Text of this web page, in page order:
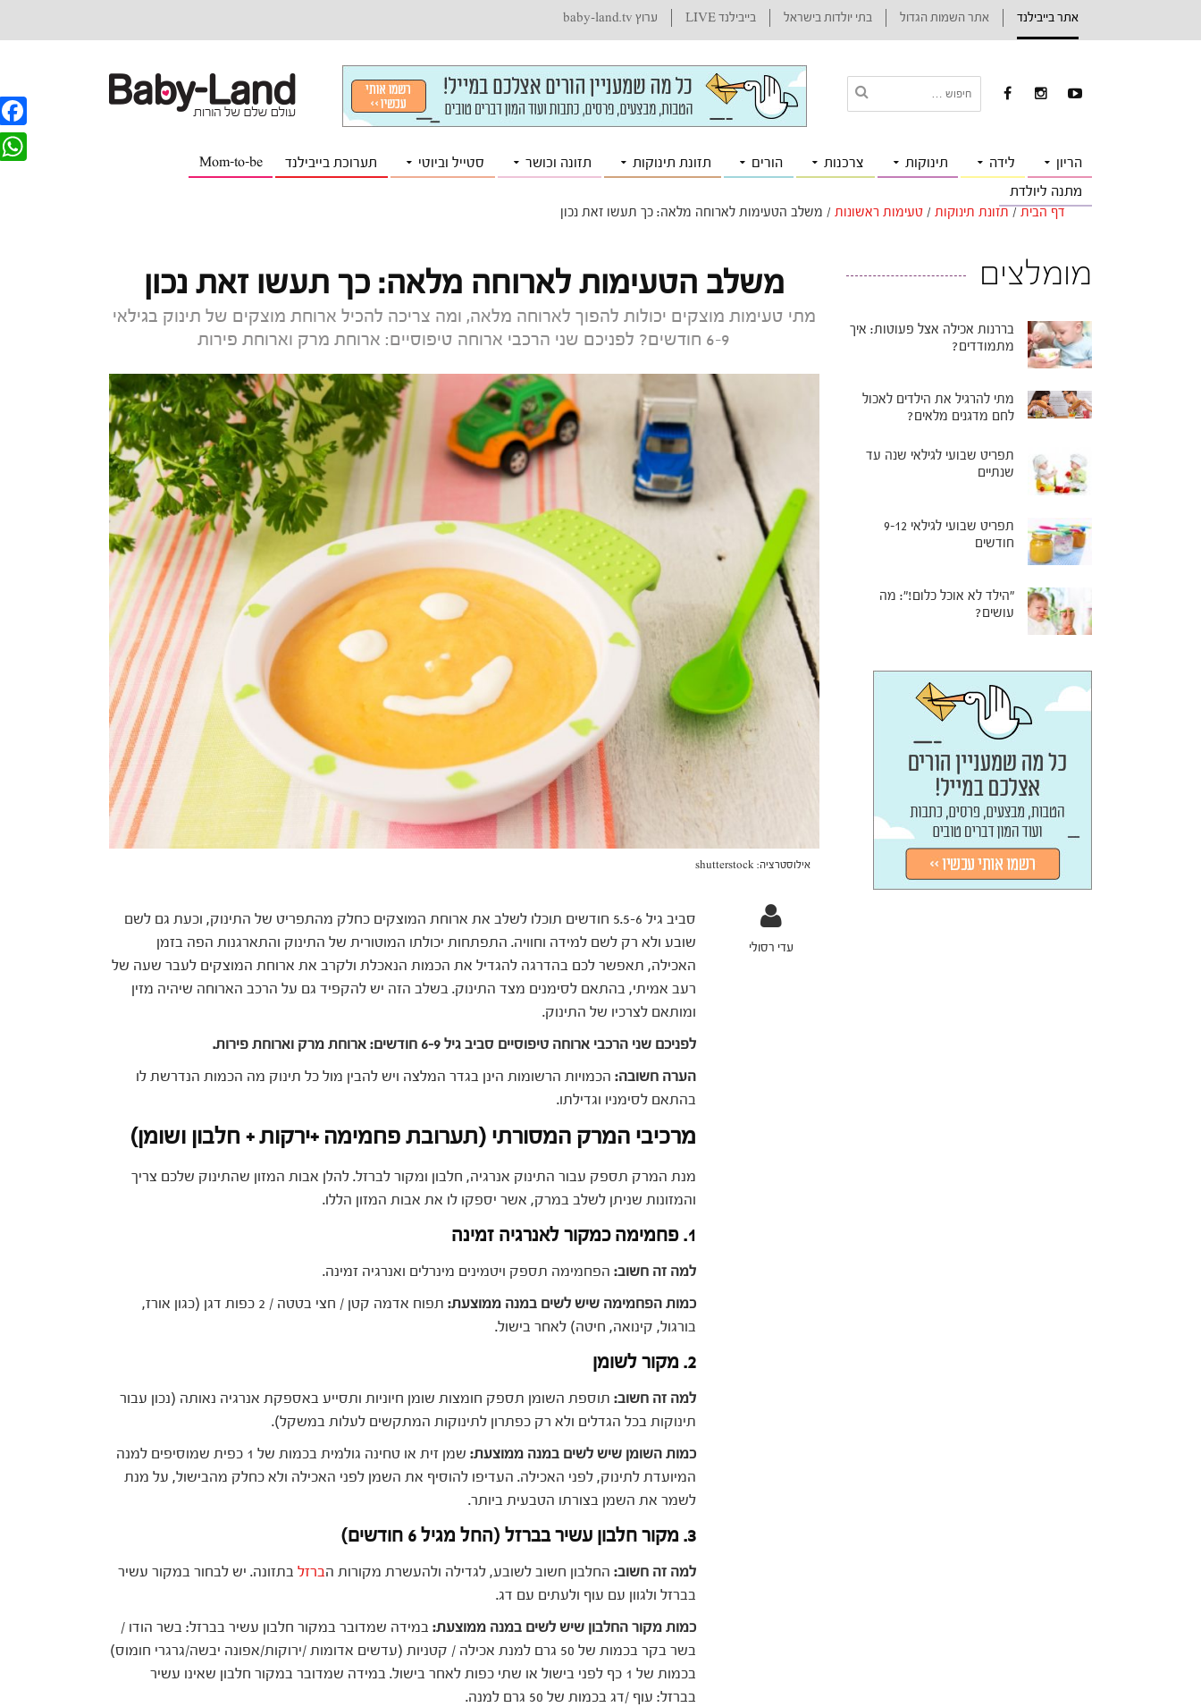
אתר בייבילנד אתר השמות הגדול בתי יולדות בישראל בייבילנד LIVE ערוץ baby-land.tv
הריון לידה תינוקות צרכנות הורים תזונת תינוקות תזונה וכושר סטייל וביוטי תערוכת בייבילנד Mom-to-be
מתנה ליולדת
דף הבית / תזונת תינוקות / טעימות ראשונות / משלב הטעימות לארוחה מלאה: כך תעשו זאת נכון
משלב הטעימות לארוחה מלאה: כך תעשו זאת נכון
מתי טעימות מוצקים יכולות להפוך לארוחה מלאה, ומה צריכה להכיל ארוחת מוצקים של תינוק בגילאי
6-9 חודשים? לפניכם שני הרכבי ארוחה טיפוסיים: ארוחת מרק וארוחת פירות
אילוסטרציה: shutterstock
עדי רסולי
סביב גיל 5.5-6 חודשים תוכלו לשלב את ארוחת המוצקים כחלק מהתפריט של התינוק, וכעת גם לשם
שובע ולא רק לשם למידה וחוויה. התפתחות יכולתו המוטורית של התינוק והתארגנות הפה בזמן
האכילה, תאפשר לכם בהדרגה להגדיל את הכמות הנאכלת ולקרב את ארוחת המוצקים לעבר שעה של
רעב אמיתי, בהתאם לסימנים מצד התינוק. בשלב הזה יש להקפיד גם על הרכב הארוחה שיהיה מזין
ומותאם לצרכיו של התינוק.
לפניכם שני הרכבי ארוחה טיפוסיים סביב גיל 6-9 חודשים: ארוחת מרק וארוחת פירות.
הערה חשובה:הכמויות הרשומות הינן בגדר המלצה ויש להבין מול כל תינוק מה הכמות הנדרשת לו
בהתאם לסימניו וגדילתו.
מרכיבי המרק המסורתי (תערובת פחמימה +ירקות + חלבון ושומן)
מנת המרק תספק עבור התינוק אנרגיה, חלבון ומקור לברזל. להלן אבות המזון שהתינוק שלכם צריך
והמזונות שניתן לשלב במרק, אשר יספקו לו את אבות המזון הללו.
1. פחמימה כמקור לאנרגיה זמינה
למה זה חשוב:הפחמימה תספק ויטמינים מינרלים ואנרגיה זמינה.
כמות הפחמימה שיש לשים במנה ממוצעת:
תפוח אדמה קטן / חצי בטטה / 2 כפות דגן (כגון אורז,
בורגול, קינואה, חיטה) לאחר בישול.
2. מקור לשומן
למה זה חשוב:תוספת השומן תספק חומצות שומן חיוניות ותסייע באספקת אנרגיה נאותה (נכון עבור
תינוקות בכל הגדלים ולא רק כפתרון לתינוקות המתקשים לעלות במשקל).
כמות השומן שיש לשים במנה ממוצעת:
שמן זית או טחינה גולמית בכמות של 1 כפית שמוסיפים למנה
המיועדת לתינוק, לפני האכילה. העדיפו להוסיף את השמן לפני האכילה ולא כחלק מהבישול, על מנת
לשמר את השמן בצורתו הטבעית ביותר.
3. מקור חלבון עשיר בברזל (החל מגיל 6 חודשים)
למה זה חשוב:החלבון חשוב לשובע, לגדילה ולהעשרת מקורות הברזלבתזונה. יש לבחור במקור עשיר
בברזל ולגוון עם עוף ולעתים עם דג.
כמות מקור החלבון שיש לשים במנה ממוצעת:במידה שמדובר במקור חלבון עשיר בברזל: בשר הודו /
בשר בקר בכמות של 50 גרם למנת אכילה / קטניות (עדשים אדומות /ירוקות/אפונה יבשה/גרגרי חומוס)
בכמות של 1 כף לפני בישול או שתי כפות לאחר בישול. במידה שמדובר במקור חלבון שאינו עשיר
בברזל: עוף /דג בכמות של 50 גרם למנה.
מומלצים
בררנות אכילה אצל פעוטות: איך
מתמודדים?
מתי להרגיל את הילדים לאכול
לחם מדגנים מלאים?
תפריט שבועי לגילאי שנה עד
שנתיים
תפריט שבועי לגילאי 9-12
חודשים
"הילד לא אוכל כלום!": מה
עושים?
F